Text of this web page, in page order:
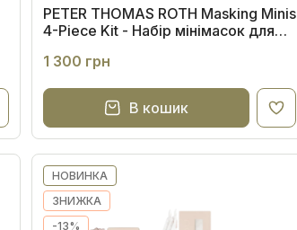
PETER THOMAS ROTH Masking Minis
4-Piece Kit - Набір мінімасок для
косметичці
1 300 грн
В кошик
НОВИНКА
ЗНИЖКА
-13%